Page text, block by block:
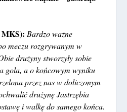
MKS):Bardzo ważne
meczu rozgrywanym w
drużyny stworzyły sobie
gola, a o końcowym wyniku
przez nas w doliczonym
drużynę Jastrzębia
i walkę do samego końca.